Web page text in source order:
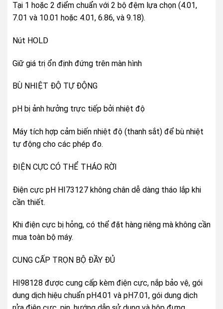
Tại 1 hoặc 2 điểm chuẩn với 2 bộ đệm lựa chọn (4.01,
7.01 và 10.01 hoặc 4.01, 6.86, và 9.18).
Nút HOLD
Giữ giá trị ổn định đứng trên màn hình
BÙ NHIỆT ĐỘ TỰ ĐỘNG
pH bị ảnh hưởng trực tiếp bởi nhiệt độ
Máy tích hợp cảm biến nhiệt độ (thanh sắt) để bù nhiệt
tự động cho các phép đo.
ĐIỆN CỰC CÓ THỂ THÁO RỜI
Điện cực pH HI73127 không chân dễ dàng tháo lắp khi
cần thiết.
Khi điện cực bị hỏng, có thể đặt hàng riêng mà không cần
mua toàn bộ máy.
CUNG CẤP TRỌN BỘ ĐẦY ĐỦ
HI98128 được cung cấp kèm điện cực, nắp bảo vệ, gói
dung dịch hiệu chuẩn pH4.01 và pH7.01, gói dung dịch